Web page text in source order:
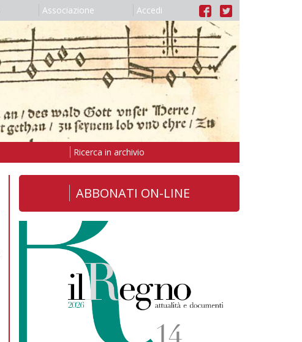
Associazione Accedi
Ricerca in archivio
ABBONATI ON-LINE